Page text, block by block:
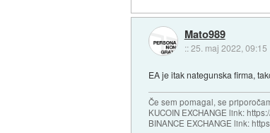
Mato989
::25. maj 2022, 09:15
EA je itak nategunska firma,
Če sem pomagal, se
KUCOIN EXCHANGE link:
BINANCE EXCHANGE link: